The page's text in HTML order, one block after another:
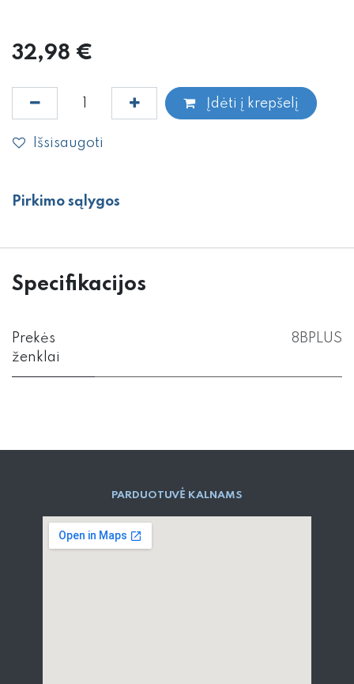
32,98 €
Įdėti į krepšelį
Išsisaugoti
Pirkimo sąlygos
Specifikacijos
Prekės
ženklai
8BPLUS
PARD​UOTUVĖ​ KALNAMS